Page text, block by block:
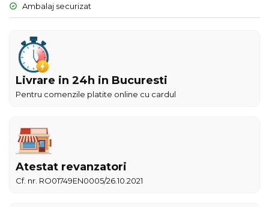
Ambalaj securizat
Livrare in 24h in Bucuresti
Pentru comenzile platite online cu cardul
Atestat revanzatori
Cf. nr. RO01749EN0005/26.10.2021